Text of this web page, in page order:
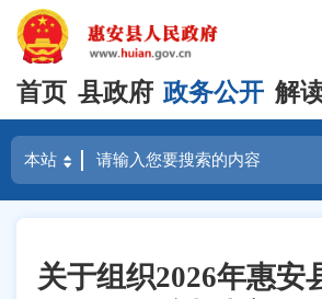
首页 县政府 政务公开 解
关于组织2026年惠安